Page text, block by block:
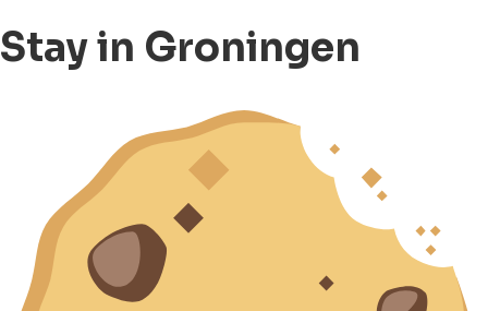
Stay in Groningen